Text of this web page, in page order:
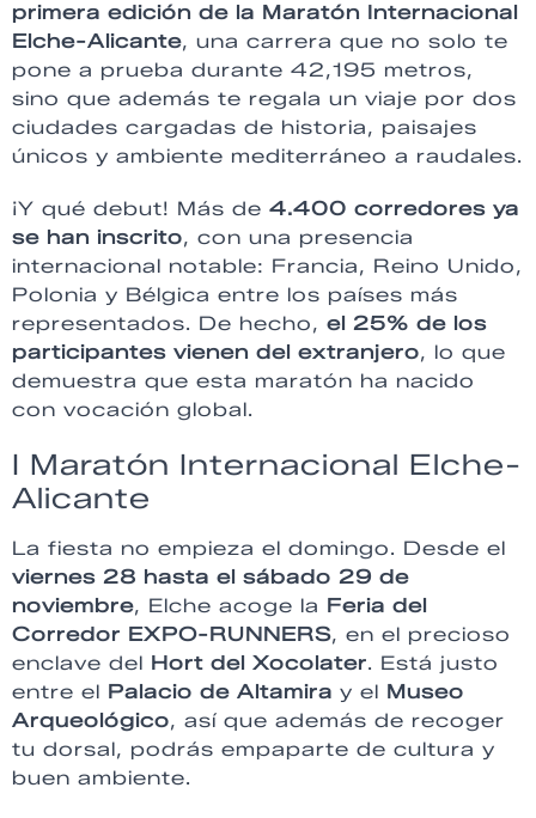
primera edición de la Maratón Internacional
Elche-Alicante, una carrera que no solo te
pone a prueba durante 42,195 metros,
sino que además te regala un viaje por dos
ciudades cargadas de historia, paisajes
únicos y ambiente mediterráneo a raudales.
¡Y qué debut! Más de 4.400 corredores ya
se han inscrito, con una presencia
internacional notable: Francia, Reino Unido,
Polonia y Bélgica entre los países más
representados. De hecho, el 25% de los
participantes vienen del extranjero, lo que
demuestra que esta maratón ha nacido
con vocación global.
I Maratón Internacional Elche-
Alicante
La fiesta no empieza el domingo. Desde el
viernes 28 hasta el sábado 29 de
noviembre, Elche acoge la Feria del
Corredor EXPO-RUNNERS, en el precioso
enclave del Hort del Xocolater. Está justo
entre el Palacio de Altamira y el Museo
Arqueológico, así que además de recoger
tu dorsal, podrás empaparte de cultura y
buen ambiente.